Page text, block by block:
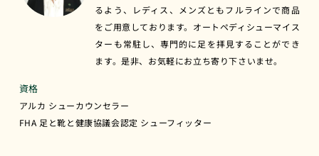
るよう、レディス、メンズともフルラインで商品
をご用意しております。オートペディシューマイス
ターも常駐し、専門的に足を拝見することができ
ます。是非、お気軽にお立ち寄り下さいませ。
資格
アルカ シューカウンセラー
FHA 足と靴と健康協議会認定 シューフィッター